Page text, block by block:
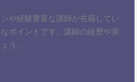
や経験豊富な講師が在籍してい
ポイントです。講師の経歴や実
う。